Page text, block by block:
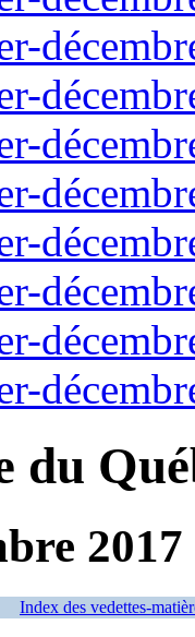
du
2017
Index des vedettes-